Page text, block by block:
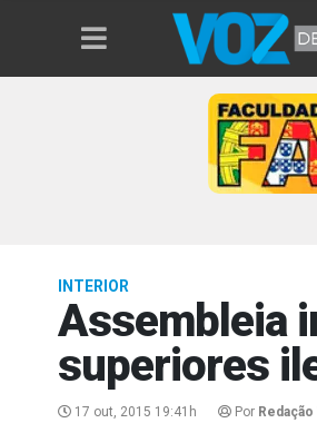
INTERIOR
Assembleia
superiores
17 out, 2015 19:41h Por